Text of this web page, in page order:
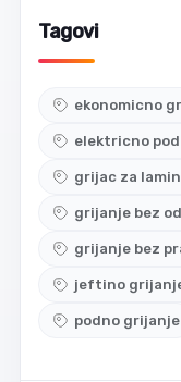
Tagovi
ekonomicno
elektricno
grijac za
grijanje bez
grijanje bez
jeftino
podno grijanje